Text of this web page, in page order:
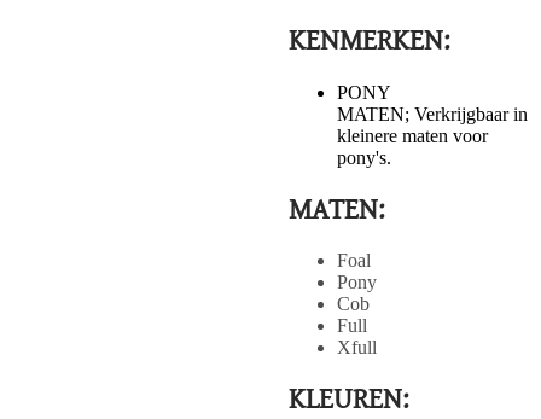
KENMERKEN:
PONY
MATEN; Verkrijgbaar in
kleinere maten voor
pony's.
MATEN:
Foal
Pony
Cob
Full
Xfull
KLEUREN: